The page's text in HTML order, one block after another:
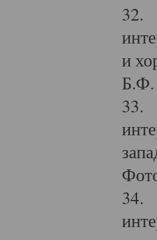
32.
и
Б.Ф.
33.
34.